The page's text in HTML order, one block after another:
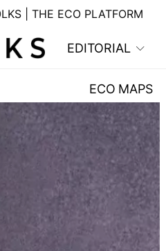
| THE ECO PLATFORM
EDITORIAL
ECO MAPS